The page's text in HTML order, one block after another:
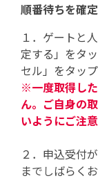
順番待ちを確
１．ゲートと
定する」をタ
セル」をタッ
※一度取得し
ん。ご自身の
いようにご注
２．申込受付
までしばらく